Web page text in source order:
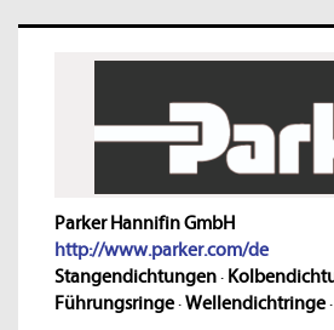
Parker Hannifin GmbH
http://www.parker.com/de
Stangendichtungen·
Führungsringe·Wellendichtringe·